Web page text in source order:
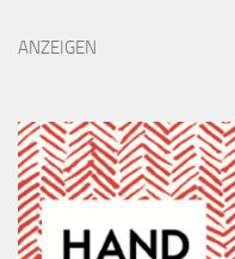
ANZEIGEN